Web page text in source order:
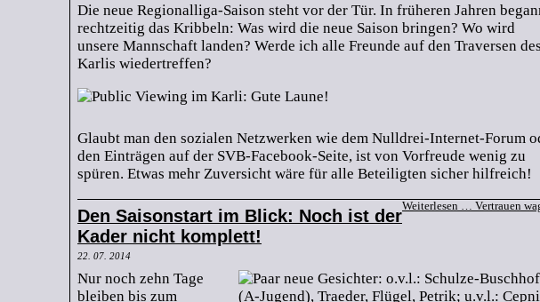
Die neue Regionalliga-Saison steht vor der Tür. In früheren Jahren
rechtzeitig das Kribbeln: Was wird die neue Saison bringen? Wo wird
unsere Mannschaft landen? Werde ich alle Freunde auf den Traversen
Karlis wiedertreffen?
Glaubt man den sozialen Netzwerken wie dem Nulldrei-Internet-Forum
den Einträgen auf der SVB-Facebook-Seite, ist von Vorfreude wenig zu
spüren. Etwas mehr Zuversicht wäre für alle Beteiligten sicher hilfreich!
Weiterlesen … Vertrauen
Den Saisonstart im Blick: Noch ist der
Kader nicht komplett!
22. 07. 2014
Nur noch zehn Tage
bleiben bis zum